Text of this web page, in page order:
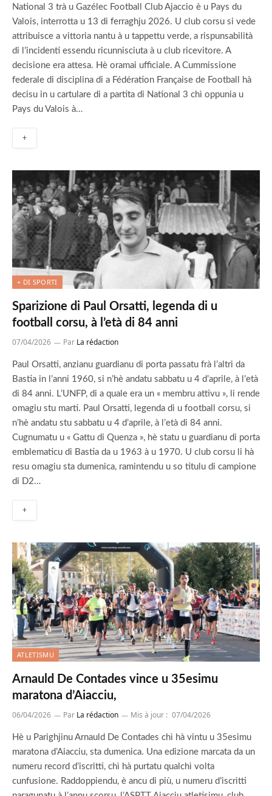
National 3 trà u Gazélec Football Club Ajaccio è u Pays du
Valois, interrotta u 13 di ferraghju 2026. U club corsu si vede
attribuisce a vittoria nantu à u tappettu verde, a rispunsabilità
di l’incidenti essendu ricunnisciuta à u club ricevitore. A
decisione era attesa. Hè oramai ufficiale. A Cummissione
federale di disciplina di a Fédération Française de Football hà
decisu in u cartulare di a partita di National 3 chì oppunia u
Pays du Valois à…
+
+ DI SPORTI
Sparizione di Paul Orsatti, legenda di u
football corsu, à l’età di 84 anni
07/04/2026 Par La rédaction
Paul Orsatti, anzianu guardianu di porta passatu frà l’altri da
Bastia in l’anni 1960, si n’hè andatu sabbatu u 4 d’aprile, à l’età
di 84 anni. L’UNFP, di a quale era un « membru attivu », li rende
omagiu stu marti. Paul Orsatti, legenda di u football corsu, si
n’hè andatu stu sabbatu u 4 d’aprile, à l’età di 84 anni.
Cugnumatu u « Gattu di Quenza », hè statu u guardianu di porta
emblematicu di Bastia da u 1963 à u 1970. U club corsu li hà
resu omagiu sta dumenica, ramintendu u so titulu di campione
di D2…
+
ATLETISMU
Arnauld De Contades vince u 35esimu
maratona d’Aiacciu,
06/04/2026 Par La rédaction Mis à jour : 07/04/2026
Hè u Parighjinu Arnauld De Contades chì hà vintu u 35esimu
maratona d’Aiacciu, sta dumenica. Una edizione marcata da un
numeru record d’iscritti, chì hà purtatu qualchì volta
cunfusione. Raddoppiendu, è ancu di più, u numeru d’iscritti